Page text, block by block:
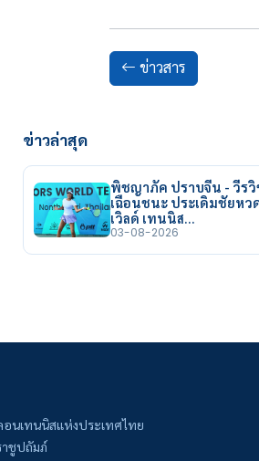
ข่าวสาร
ข่าวล่าสุด
พิชญาภัค ปราบจีน - วีร
เฉือนชนะ ประเดิมชัยหว
เวิลด์ เทนนิส…
03-08-2026
นเทนนิสแห่งประเทศไทย
ชูปถัมภ์